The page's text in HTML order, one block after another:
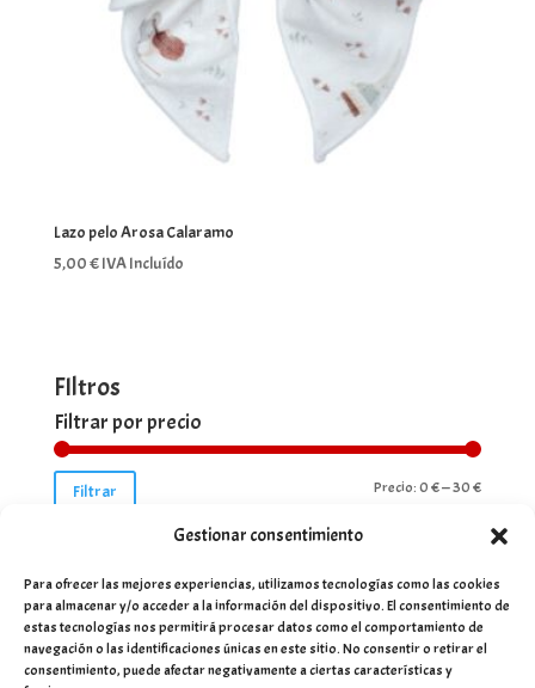
Gestionar consentimiento
Para ofrecer las mejores experiencias, utilizamos tecnologías como las cookies
para almacenar y/o acceder a la información del dispositivo. El consentimiento de
estas tecnologías nos permitirá procesar datos como el comportamiento de
navegación o las identificaciones únicas en este sitio. No consentir o retirar el
consentimiento, puede afectar negativamente a ciertas características y
Lazo pelo Arosa Calaramo
5,00€IVA Incluído
FIltros
Filtrar por precio
Precio
Precio
Filtrar Precio:0 €—30 €